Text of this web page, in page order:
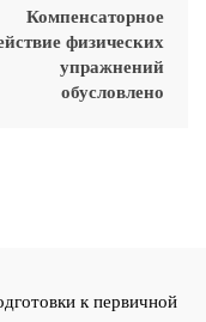
Компенсаторное
физических
упражнений
обусловлено
к первичной